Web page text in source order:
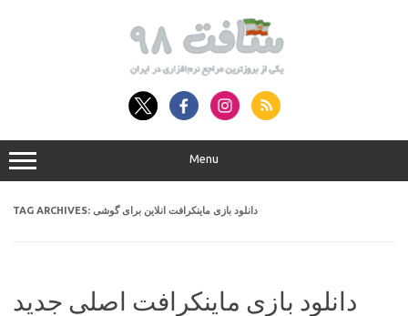
Menu
TAG ARCHIVES: دانلود بازی ماینکرافت انلاین برای گوشی
دانلود بازی ماینکرافت اصلی جدید